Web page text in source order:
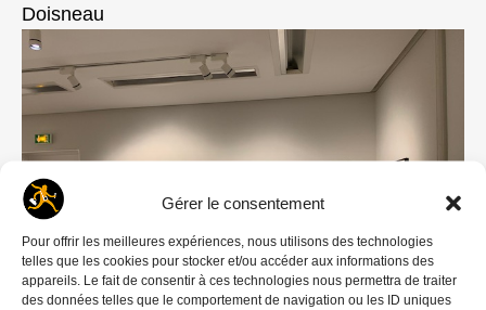
Gérer le consentement
Pour offrir les meilleures expériences, nous utilisons des technologies
telles que les cookies pour stocker et/ou accéder aux informations des
appareils. Le fait de consentir à ces technologies nous permettra de traiter
des données telles que le comportement de navigation ou les ID uniques
Doisneau